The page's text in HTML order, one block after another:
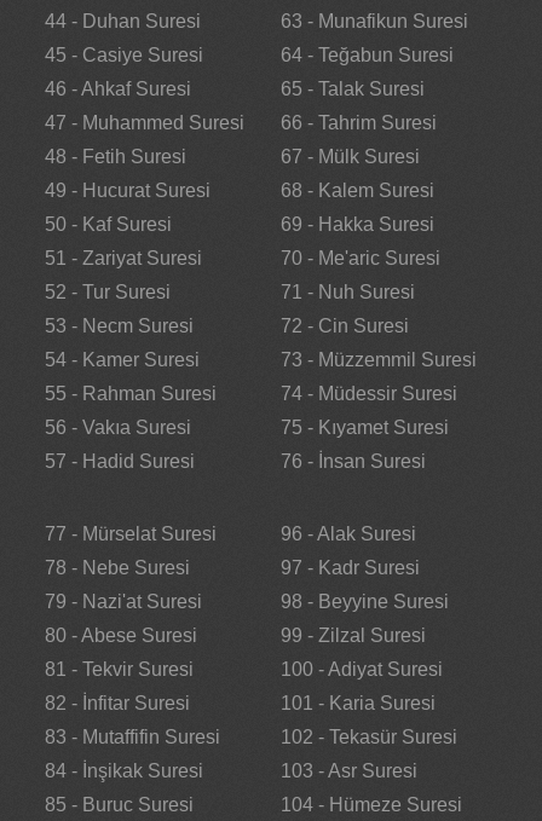
44 - Duhan Suresi
45 - Casiye Suresi
46 - Ahkaf Suresi
47 - Muhammed Suresi
48 - Fetih Suresi
49 - Hucurat Suresi
50 - Kaf Suresi
51 - Zariyat Suresi
52 - Tur Suresi
53 - Necm Suresi
54 - Kamer Suresi
55 - Rahman Suresi
56 - Vakıa Suresi
57 - Hadid Suresi
63 - Munafikun Suresi
64 - Teğabun Suresi
65 - Talak Suresi
66 - Tahrim Suresi
67 - Mülk Suresi
68 - Kalem Suresi
69 - Hakka Suresi
70 - Me'aric Suresi
71 - Nuh Suresi
72 - Cin Suresi
73 - Müzzemmil Suresi
74 - Müdessir Suresi
75 - Kıyamet Suresi
76 - İnsan Suresi
77 - Mürselat Suresi
78 - Nebe Suresi
79 - Nazi'at Suresi
80 - Abese Suresi
81 - Tekvir Suresi
82 - İnfitar Suresi
83 - Mutaffifin Suresi
84 - İnşikak Suresi
85 - Buruc Suresi
96 - Alak Suresi
97 - Kadr Suresi
98 - Beyyine Suresi
99 - Zilzal Suresi
100 - Adiyat Suresi
101 - Karia Suresi
102 - Tekasür Suresi
103 - Asr Suresi
104 - Hümeze Suresi